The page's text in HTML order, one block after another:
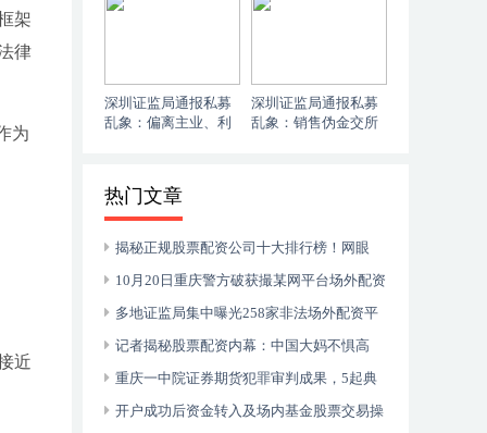
架
律
为
近
深圳证监局通报私募
乱象：偏离主业、利
深圳证监局通报私募
乱象：销售伪金交所
热门文章
揭秘正规股票配资公司十大排行榜！网眼
查、优配网等公司亮点解读
10月20日重庆警方破获撮某网平台场外配资
案，涉案550亿抓153人
多地证监局集中曝光258家非法场外配资平
台，场外配资属违法行为
记者揭秘股票配资内幕：中国大妈不惧高
息，1:10杠杆背后的风险与诱惑
重庆一中院证券期货犯罪审判成果，5起典
型案例公开
开户成功后资金转入及场内基金股票交易操